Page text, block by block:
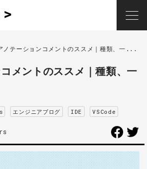
ノテーションコメントのススメ｜種類、一...
メントのススメ｜種類、一
エンジニアブログ IDE VSCode